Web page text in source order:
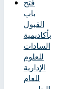
فتح
باب
القبول
بأكاديمية
السادات
للعلوم
الإدارية
للعام